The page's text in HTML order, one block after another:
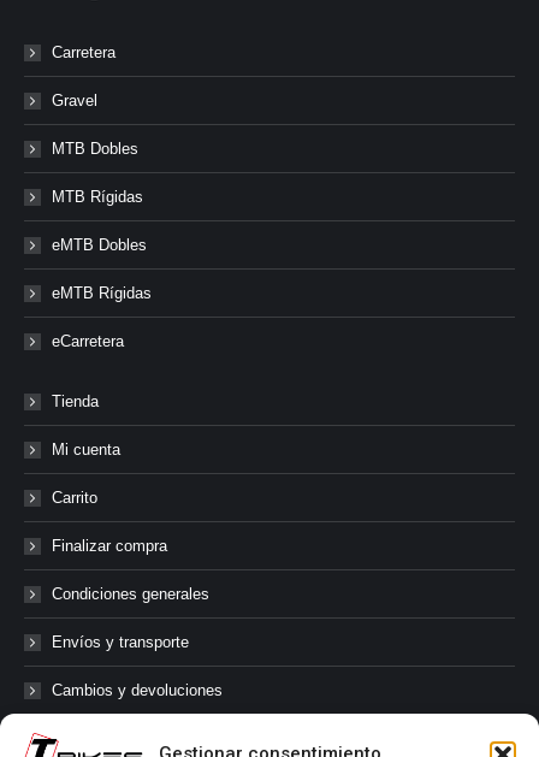
Carretera
Gravel
MTB Dobles
MTB Rígidas
eMTB Dobles
eMTB Rígidas
eCarretera
Tienda
Mi cuenta
Carrito
Finalizar compra
Condiciones generales
Envíos y transporte
Cambios y devoluciones